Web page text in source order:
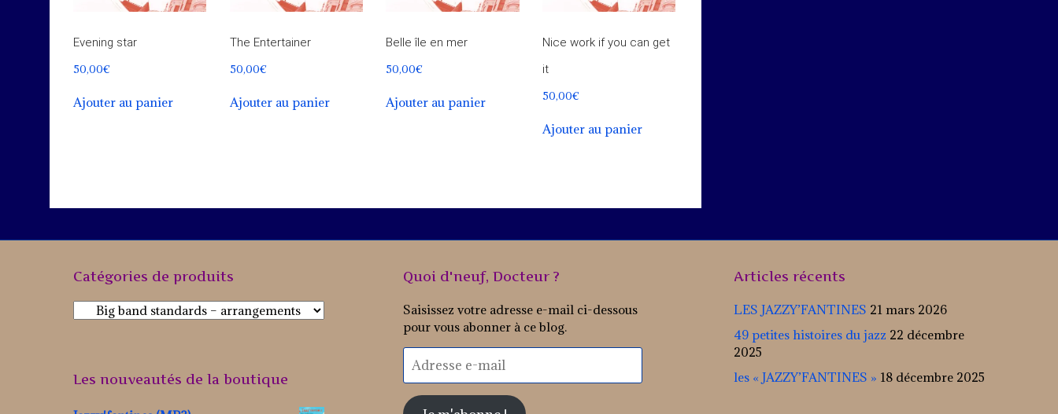
Evening star
50,00€
Ajouter au panier
The Entertainer
50,00€
Ajouter au panier
Belle île en mer
50,00€
Ajouter au panier
Nice work if you can get
it
50,00€
Ajouter au panier
Catégories de produits
Les nouveautés de la boutique
Quoi d'neuf, Docteur ?
Saisissez votre adresse e-mail ci-dessous
pour vous abonner à ce blog.
Adresse
e-
Articles récents
LES JAZZY’FANTINES 21 mars 2026
49 petites histoires du jazz 22 décembre
2025
les « JAZZY’FANTINES » 18 décembre 2025